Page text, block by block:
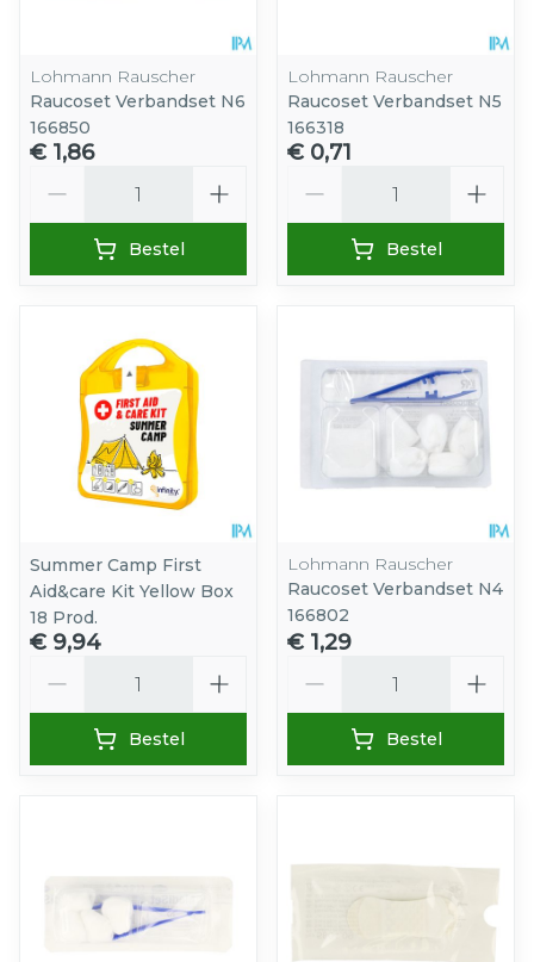
Lohmann Rauscher
Raucoset Verbandset N6
166850
€ 1,86
Bestel
Lohmann Rauscher
Raucoset Verbandset N5
166318
€ 0,71
Bestel
Summer Camp First
Aid&care Kit Yellow Box
18 Prod.
€ 9,94
Bestel
Lohmann Rauscher
Raucoset Verbandset N4
166802
€ 1,29
Bestel